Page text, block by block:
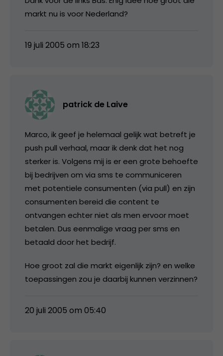
markt nu is voor Nederland?
19 juli 2005 om 18:23
patrick de Laive
Marco, ik geef je helemaal gelijk wat betreft je
push pull verhaal, maar ik denk dat het nog
sterker is. Volgens mij is er een grote behoefte
bij bedrijven om via sms te communiceren
met potentiele consumenten (via pull) en zijn
consumenten bereid die content te
ontvangen echter niet als men ervoor moet
betalen. Dus eenmalige vraag per sms en
betaald door het bedrijf.
Hoe groot zal die markt eigenlijk zijn? en welke
toepassingen zou je daarbij kunnen verzinnen?
20 juli 2005 om 05:40